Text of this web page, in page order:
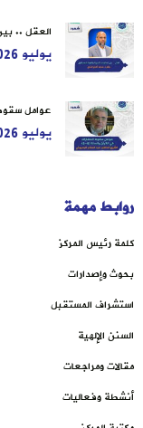
العقل ..
يوليو 31,2026
عوامل سقوط
يوليو 29,2026
روابط مهمة
كلمة رئيس المركز
بحوث وإصدارات
استشراف المستقبل
السنن الإلهية
مقالات ومراجعات
أنشطة وفعاليات